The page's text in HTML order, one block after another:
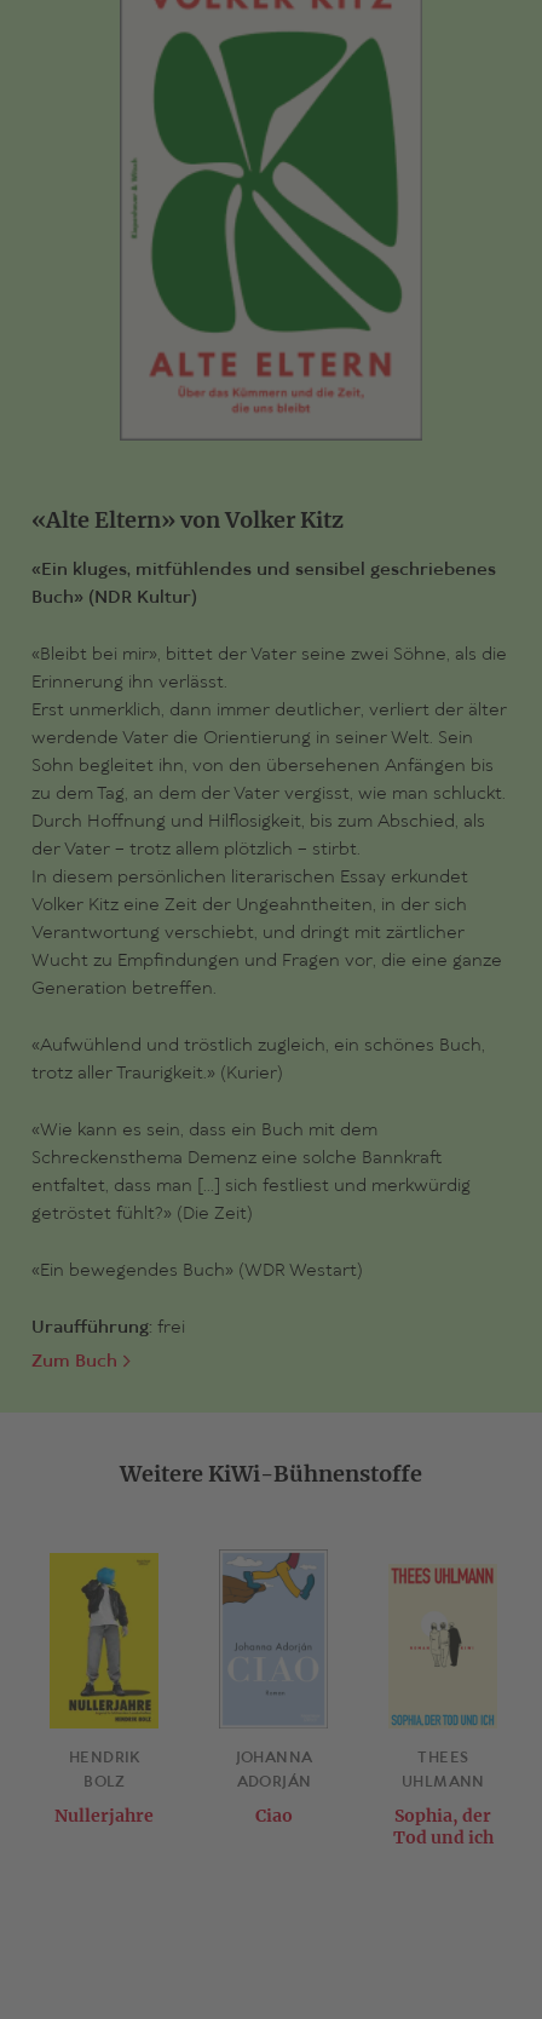
«Alte Eltern» von Volker Kitz
«Ein kluges, mitfühlendes und sensibel geschriebenes
Buch» (NDR Kultur)
«Bleibt bei mir», bittet der Vater seine zwei Söhne, als die
Erinnerung ihn verlässt.
Erst unmerklich, dann immer deutlicher, verliert der älter
werdende Vater die Orientierung in seiner Welt. Sein
Sohn begleitet ihn, von den übersehenen Anfängen bis
zu dem Tag, an dem der Vater vergisst, wie man schluckt.
Durch Hoffnung und Hilflosigkeit, bis zum Abschied, als
der Vater – trotz allem plötzlich – stirbt.
In diesem persönlichen literarischen Essay erkundet
Volker Kitz eine Zeit der Ungeahntheiten, in der sich
Verantwortung verschiebt, und dringt mit zärtlicher
Wucht zu Empfindungen und Fragen vor, die eine ganze
Generation betreffen.
«Aufwühlend und tröstlich zugleich, ein schönes Buch,
trotz aller Traurigkeit.» (Kurier)
«Wie kann es sein, dass ein Buch mit dem
Schreckensthema Demenz eine solche Bannkraft
entfaltet, dass man […] sich festliest und merkwürdig
getröstet fühlt?» (Die Zeit)
«Ein bewegendes Buch» (WDR Westart)
Uraufführung: frei
Zum Buch
Weitere KiWi-Bühnenstoffe
HENDRIK
BOLZ
Nullerjahre
JOHANNA
ADORJÁN
Ciao
THEES
UHLMANN
Sophia, der
Tod und ich